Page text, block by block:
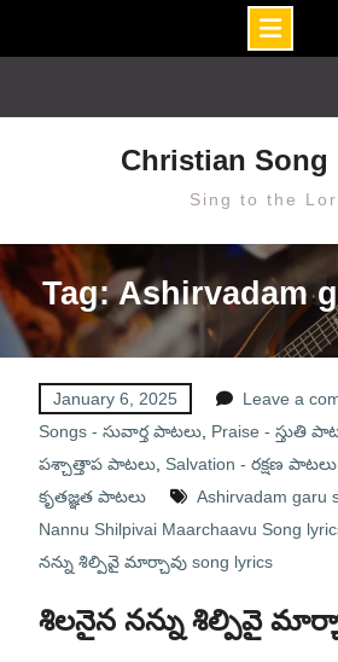
Christian Song
Sing to the
Tag: Ashirvadam
January 6, 2025 Leave a
Songs - సువార్త పాటలు, Praise - స్తుతి
పశ్చాత్తాప పాటలు, Salvation - రక్షణ పాటలు,
కృతజ్ఞత పాటలు
Ashirvadam garu
Nannu Shilpivai Maarchaavu Song
నన్ను శిల్పివై మార్చావు song lyrics
శిలనైన నన్ను శిల్పివై